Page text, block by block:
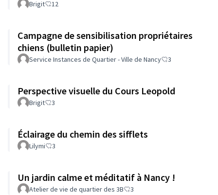
Brigit 12
Campagne de sensibilisation propriétaires
chiens (bulletin papier)
Service Instances de Quartier - Ville de Nancy 3
Perspective visuelle du Cours Leopold
Brigit 3
Éclairage du chemin des sifflets
Lilymi 3
Un jardin calme et méditatif à Nancy !
Atelier de vie de quartier des 3B 3